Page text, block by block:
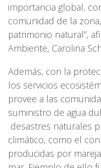
importancia global,
comunidad de la
patrimonio natural”,
Ambiente, Carolina
Además, con la
los servicios
provee a las
suministro de agua
desastres naturales
climático, como el
producidas por